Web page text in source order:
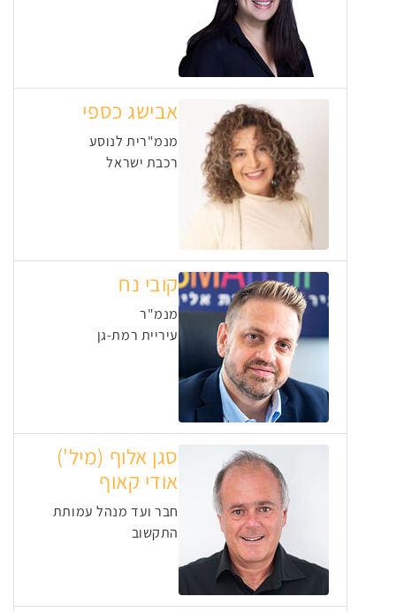
אבישג כספי
מנמ"רית לנוסע
רכבת ישראל
קובי נח
מנמ"ר
עיריית רמת-גן
סגן אלוף (מיל')
אודי קאוף
חבר ועד מנהל עמותת
התקשוב